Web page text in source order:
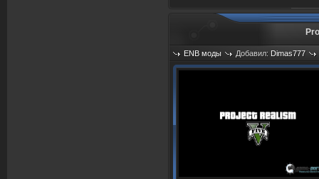
ENB моды Добавил: Dimas777
Просмотров: 940